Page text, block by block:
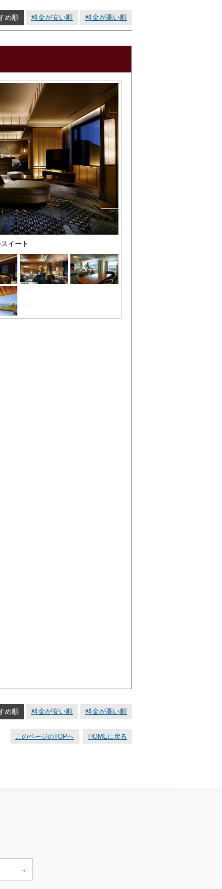
め順 料金が安い順 料金が高い順
イート
め順 料金が安い順 料金が高い順
このページのTOPへ HOMEに戻る